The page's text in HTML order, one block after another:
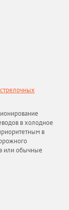
в холодное
в
или обычные